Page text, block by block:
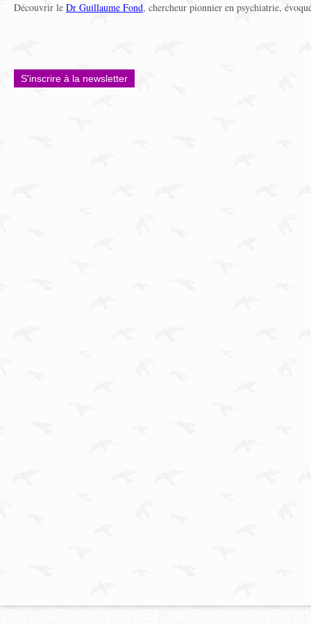
Découvrir le Dr Guillaume Fond, chercheur pionnier en psychiatrie,
S'inscrire à la newsletter